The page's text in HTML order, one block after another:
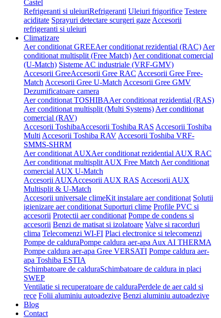
Castel
Refrigeranti si uleiuriRefrigeranti Uleiuri frigorifice Testere
aciditate Sprayuri detectare scurgeri gaze Accesorii
refrigeranti si uleiuri
Climatizare
Aer conditionat GREEAer conditionat rezidential (RAC) Aer
conditionat multisplit (Free Match) Aer conditionat comercial
(U-Match) Sisteme AC industriale (VRF-GMV)
Accesorii GreeAccesorii Gree RAC Accesorii Gree Free-
Match Accesorii Gree U-Match Accesorii Gree GMV
Dezumificatoare camera
Aer conditionat TOSHIBAAer conditionat rezidential (RAS)
Aer conditionat multisplit (Multi Systems) Aer conditionat
comercial (RAV)
Accesorii ToshibaAccesorii Toshiba RAS Accesorii Toshiba
Multi Accesorii Toshiba RAV Accesorii Toshiba VRF-
SMMS-SHRM
Aer conditionat AUXAer conditionat rezidential AUX RAC
Aer conditionat multisplit AUX Free Match Aer conditionat
comercial AUX U-Match
Accesorii AUXAccesorii AUX RAS Accesorii AUX
Multisplit & U-Match
Accesorii universale climeKit instalare aer conditionat Solutii
igienizare aer conditionat Suporturi clime Profile PVC si
accesorii Protectii aer conditionat Pompe de condens si
accesorii Benzi de matisat si izolatoare Valve si racorduri
clima Telecomenzi WI-FI Placi electronice si telecomenzi
Pompe de calduraPompe caldura aer-apa Aux AI THERMA
Pompe caldura aer-apa Gree VERSATI Pompe caldura aer-
apa Toshiba ESTIA
Schimbatoare de calduraSchimbatoare de caldura in placi
SWEP
Ventilatie si recuperatoare de calduraPerdele de aer cald si
rece Folii aluminiu autoadezive Benzi aluminiu autoadezive
Blog
Contact